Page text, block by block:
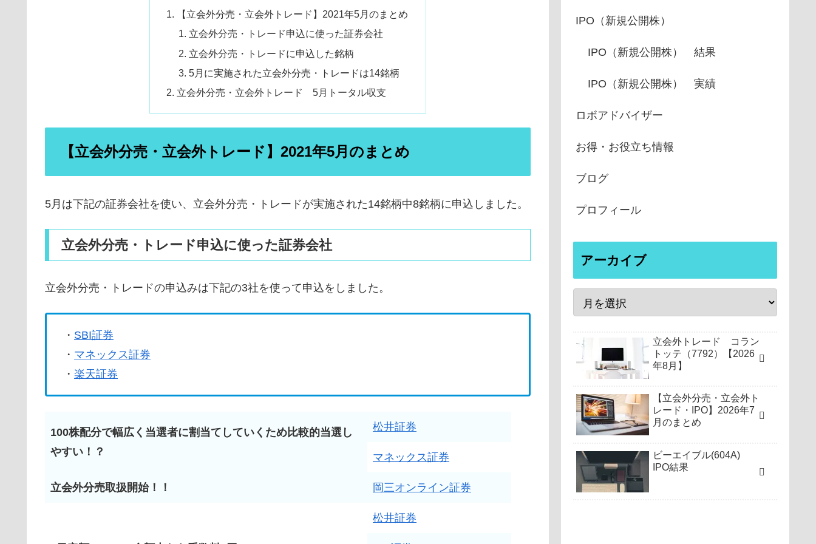
【立会外分売・立会外トレード】2021年5月のまとめ
立会外分売・トレード申込に使った証券会社
立会外分売・トレードに申込した銘柄
5月に実施された立会外分売・トレードは14銘柄
立会外分売・立会外トレード 5月トータル収支
【立会外分売・立会外トレード】2021年5月のまとめ
5月は下記の証券会社を使い、立会外分売・トレードが実施された14銘柄中8銘柄に申込しました。
立会外分売・トレード申込に使った証券会社
立会外分売・トレードの申込みは下記の3社を使って申込をしました。
・ SBI証券
・ マネックス証券
・ 楽天証券
100株配分で幅広く当選者に割当てしていくため比較的当選し
やすい！？
松井証券
マネックス証券
立会外分売取扱開始！！ 岡三オンライン証券
松井証券
IPO（新規公開株）
IPO（新規公開株） 結果
IPO（新規公開株） 実績
ロボアドバイザー
お得・お役立ち情報
ブログ
プロフィール
アーカイブ
立会外トレード コラン
トッテ（7792）【2026
年8月】
【立会外分売・立会外ト
レード・IPO】2026年7
月のまとめ
ビーエイブル(604A)
IPO結果